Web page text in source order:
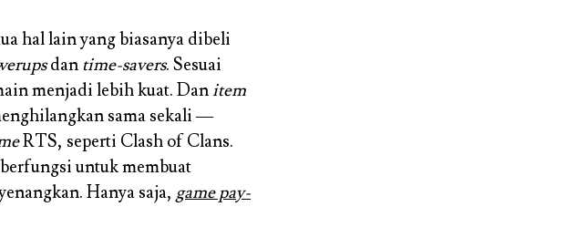
hal lain yang biasanya dibeli
dan time-savers. Sesuai
menjadi lebih kuat. Dan item
sama sekali —
RTS, seperti Clash of Clans.
untuk membuat
Hanya saja, game pay-